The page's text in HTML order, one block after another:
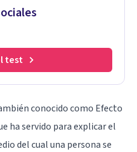
test
conocido como Efecto
ha servido para explicar el
del cual una persona se